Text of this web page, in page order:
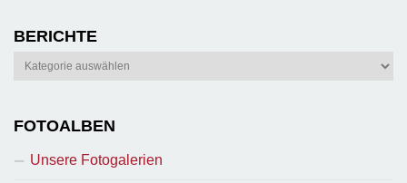
BERICHTE
Berichte
FOTOALBEN
Unsere Fotogalerien